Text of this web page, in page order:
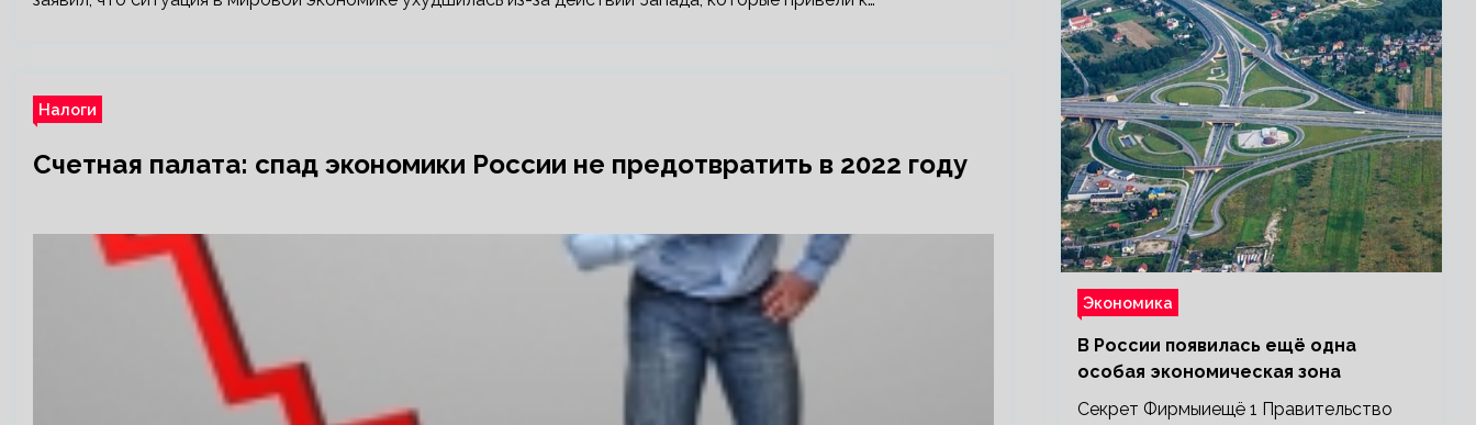
Налоги
Счетная палата: спад экономики России не предотвратить в 2022 году
Экономика
В России появилась ещё одна
особая экономическая зона
Секрет Фирмыиещё 1 Правительство